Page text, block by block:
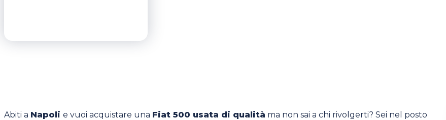
Abiti a Napoli e vuoi acquistare una Fiat 500 usata di qualità ma non sai a chi rivolgerti? Sei nel posto